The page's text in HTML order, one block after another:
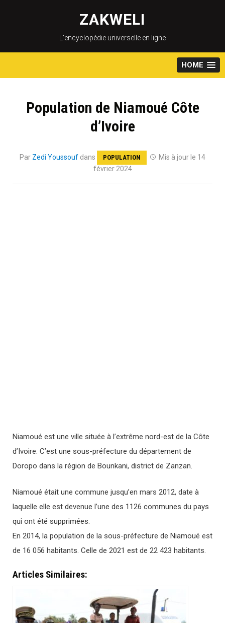
content
ZAKWELI
L’encyclopédie universelle en ligne
HOME
Population de Niamoué Côte
d’Ivoire
Par Zedi Youssouf dans POPULATION
Mis à jour le 14
février 2024
Niamoué est une ville située à l’extrême nord-est de la Côte
d’Ivoire. C’est une sous-préfecture du département de
Doropo dans la région de Bounkani, district de Zanzan.
Niamoué était une commune jusqu’en mars 2012, date à
laquelle elle est devenue l’une des 1126 communes du pays
qui ont été supprimées.
En 2014, la population de la sous-préfecture de Niamoué est
de 16 056 habitants. Celle de 2021 est de 22 423 habitants.
Articles Similaires: